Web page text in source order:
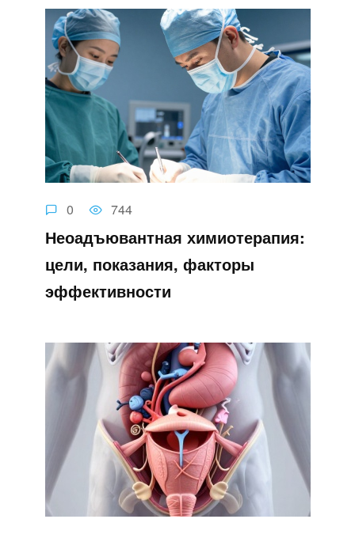
0 744
Неоадъювантная химиотерапия:
цели, показания, факторы
эффективности